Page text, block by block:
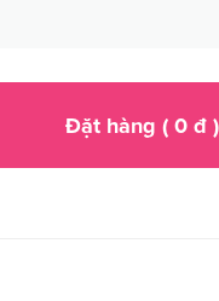
Đặt hàng ( 0đ )